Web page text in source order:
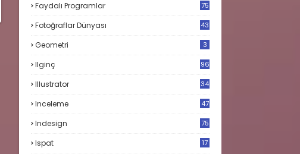
Faydalı Programlar 75
Fotoğraflar Dünyası 43
Geometri 3
Ilginç 96
Illustrator 34
Inceleme 47
Indesign 75
Ispat
17